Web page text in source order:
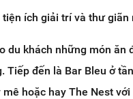
ích giải trí và thư giãn
du khách những món ăn
đến là Bar Bleu ở
hoặc hay The Nest